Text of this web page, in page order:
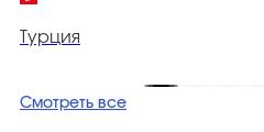
Турция
Смотреть все